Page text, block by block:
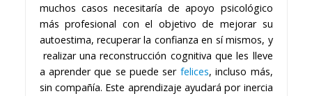
muchos casos necesitaría de apoyo psicológico
más profesional con el objetivo de mejorar su
autoestima, recuperar la confianza en sí mismos, y
realizar una reconstrucción cognitiva que les lleve
a aprender que se puede ser felices, incluso más,
sin compañía. Este aprendizaje ayudará por inercia